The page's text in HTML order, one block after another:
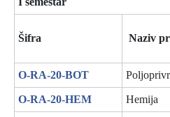
Šifra
Naziv
O-RA-20-BOT
O-RA-20-HEM Hemija